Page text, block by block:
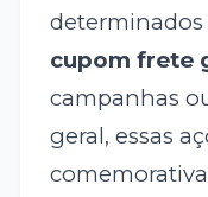
cupom frete
campanhas
geral, essas